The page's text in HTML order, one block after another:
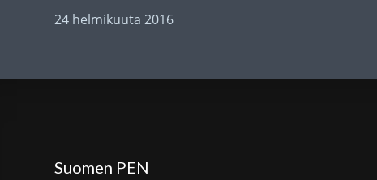
24 helmikuuta 2016
Suomen PEN